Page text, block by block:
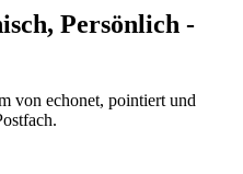
Persönlich -
von echonet, pointiert und